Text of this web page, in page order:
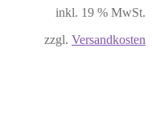
inkl. 19 % MwSt.
zzgl. Versandkosten